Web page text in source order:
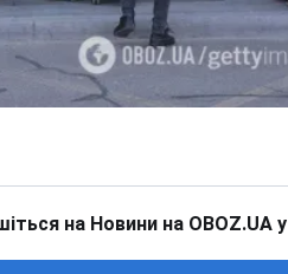
на Новини на OBOZ.UA у